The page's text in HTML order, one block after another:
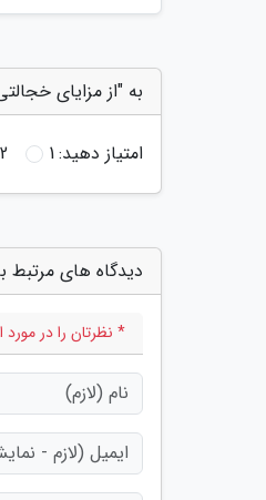
به "از مزایای
امتیاز دهید:1
2
دیدگاه های مرتبط
* نظرتان را در مورد